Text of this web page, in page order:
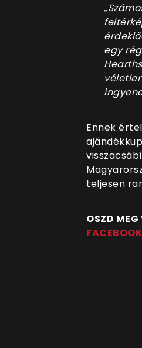
egy
Ennek
teljesen
OSZD